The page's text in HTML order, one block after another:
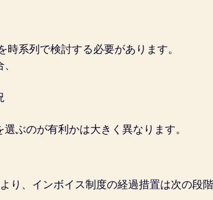
時系列で検討する必要があります。
ぶのが有利かは大きく異なります。
り、インボイス制度の経過措置は次の段階